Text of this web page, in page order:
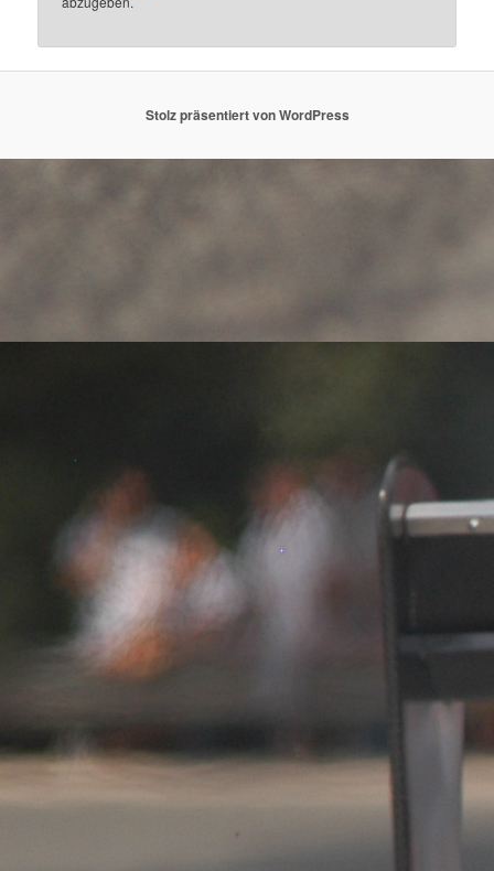
Stolz präsentiert von WordPress